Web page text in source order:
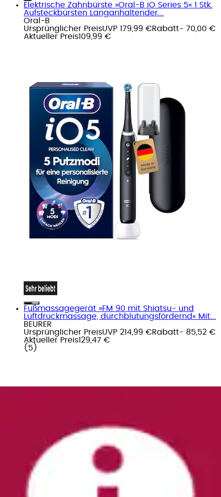
Elektrische Zahnbürste »Oral-B iO Series 5« 1 Stk.
Aufsteckbürsten Langanhaltender...
Oral-B
Ursprünglicher PreisUVP 179,99 €Rabatt- 70,00 €
Aktueller Preis109,99 €
Fußmassagegerät »FM 90 mit Shiatsu- und
Luftdruckmassage, durchblutungsfördernd« Mit...
BEURER
Ursprünglicher PreisUVP 214,99 €Rabatt- 85,52 €
Aktueller Preis129,47 €
( 5 )